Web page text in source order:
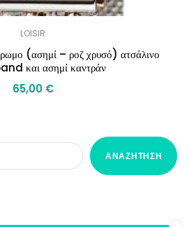
LOISIR
(ασημί – ροζ χρυσό) ατσάλινο
και ασημί καντράν
65,00 €
ΑΝΑΖΉΤΗΣΗ